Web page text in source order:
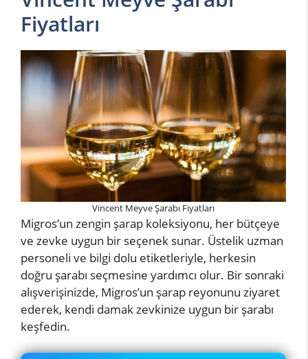
Fiyatları
Vincent Meyve Şarabı Fiyatları
Migros’un zengin şarap koleksiyonu, her bütçeye
ve zevke uygun bir seçenek sunar. Üstelik uzman
personeli ve bilgi dolu etiketleriyle, herkesin
doğru şarabı seçmesine yardımcı olur. Bir sonraki
alışverişinizde, Migros’un şarap reyonunu ziyaret
ederek, kendi damak zevkinize uygun bir şarabı
keşfedin.